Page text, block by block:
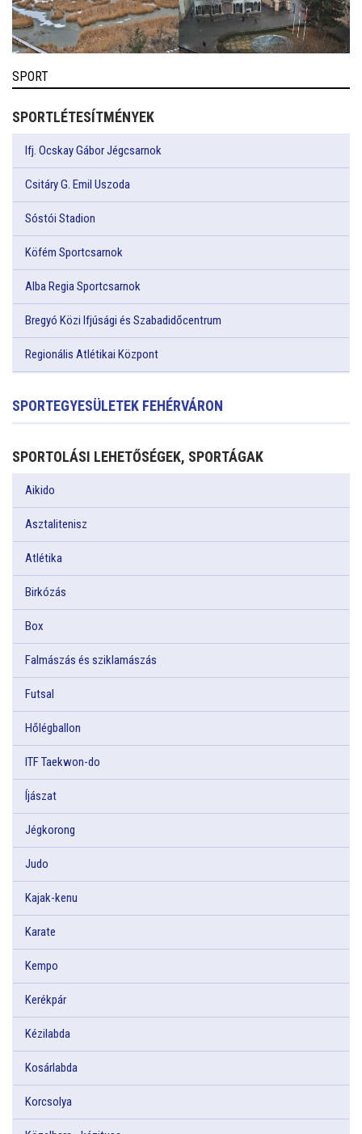
SPORT
SPORTLÉTESÍTMÉNYEK
Ifj. Ocskay Gábor Jégcsarnok
Csitáry G. Emil Uszoda
Sóstói Stadion
Köfém Sportcsarnok
Alba Regia Sportcsarnok
Bregyó Közi Ifjúsági és Szabadidőcentrum
Regionális Atlétikai Központ
SPORTEGYESÜLETEK FEHÉRVÁRON
SPORTOLÁSI LEHETŐSÉGEK, SPORTÁGAK
Aikido
Asztalitenisz
Atlétika
Birkózás
Box
Falmászás és sziklamászás
Futsal
Hőlégballon
ITF Taekwon-do
Íjászat
Jégkorong
Judo
Kajak-kenu
Karate
Kempo
Kerékpár
Kézilabda
Kosárlabda
Korcsolya